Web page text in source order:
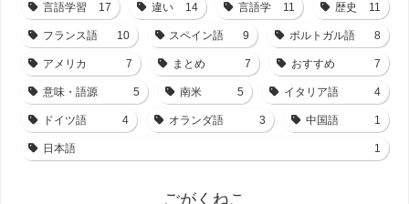
言語学習 17 違い 14 言語学 11 歴史 11
フランス語 10 スペイン語 9 ポルトガル語 8
アメリカ 7 まとめ 7 おすすめ 7
意味・語源 5 南米 5 イタリア語 4
ドイツ語 4 オランダ語 3 中国語 1
日本語 1
ごがくねこ